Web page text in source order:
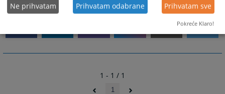
1 - 1 / 1
1
Ne prihvatam Prihvatam odabrane Prihvatam sve
Pokreće Klaro!